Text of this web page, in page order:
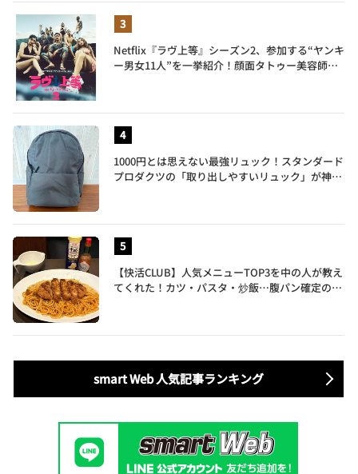
Netflix『ラヴ上等』シーズン2、参加する“ヤンキ
ー男女11人”を一挙紹介！顔面タトゥー美容師、
1000円とは思えない最強リュック！スタンダード
プロダクツの「取り出しやすいリュック」が神す
【快活CLUB】人気メニューTOP3を中の人が教え
てくれた！カツ・パスタ・炒飯…腹パン確定のガ
smart Web 人気記事ランキング